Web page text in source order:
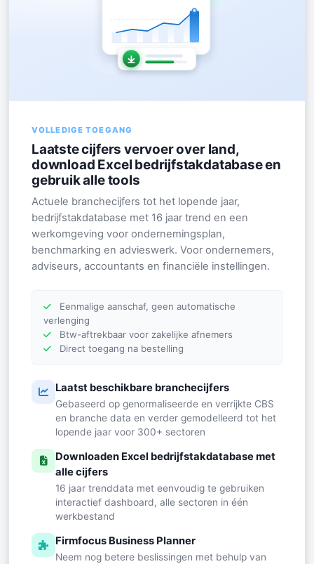
VOLLEDIGE TOEGANG
Laatste cijfers vervoer over land,
download Excel bedrijfstakdatabase en
gebruik alle tools
Actuele branchecijfers tot het lopende jaar,
bedrijfstakdatabase met 16 jaar trend en een
werkomgeving voor ondernemingsplan,
benchmarking en advieswerk. Voor ondernemers,
adviseurs, accountants en financiële instellingen.
Eenmalige aanschaf, geen automatische
verlenging
Btw-aftrekbaar voor zakelijke afnemers
Direct toegang na bestelling
Laatst beschikbare branchecijfers
Gebaseerd op genormaliseerde en verrijkte CBS
en branche data en verder gemodelleerd tot het
lopende jaar voor 300+ sectoren
Downloaden Excel bedrijfstakdatabase met
alle cijfers
16 jaar trenddata met eenvoudig te gebruiken
interactief dashboard, alle sectoren in één
werkbestand
Firmfocus Business Planner
Neem nog betere beslissingen met behulp van